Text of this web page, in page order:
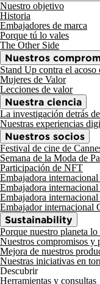
Nuestro objetivo
Historia
Embajadores de marca
Porque tú lo vales
The Other Side
Nuestros
Stand Up contra el acoso
Mujeres de Valor
Lecciones de valor
Nuestra ciencia
La investigación detrás
Nuestras experiencias
Nuestros socios
Festival de cine de
Semana de la Moda de
Participación de NFT
Embajadora
Embajadora
Embajadora
Embajador internacional
Sustainability
Porque nuestro planeta lo
Nuestros compromisos y
Mejora de nuestros
Nuestras iniciativas en
Descubrir
Herramientas y consultas